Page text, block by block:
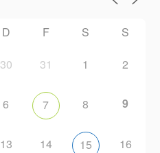
D F S S
30 31 1 2
6 7 8 9
13 14 15 16